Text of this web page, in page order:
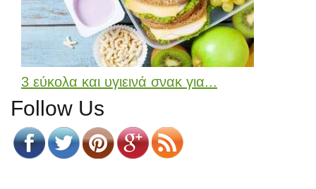
3 εύκολα και υγιεινά σνακ για...
Follow Us